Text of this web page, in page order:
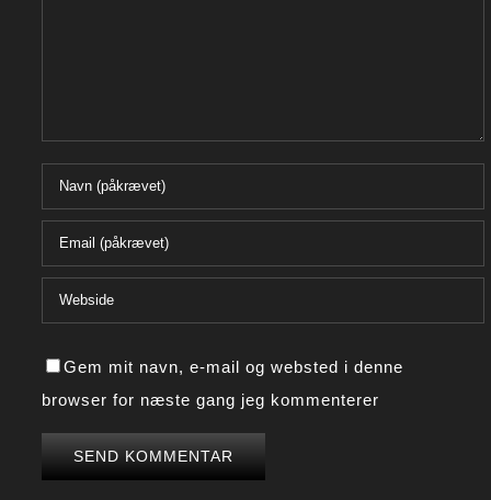
Gem mit navn, e-mail og websted i denne
browser for næste gang jeg kommenterer